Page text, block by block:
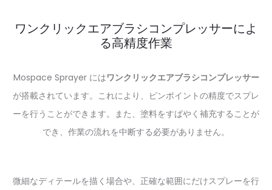
ワンクリックエアブラシコンプレッサーによ
る高精度作業
Mospace Sprayer にはワンクリックエアブラシコンプレッサー
が搭載されています。これにより、ピンポイントの精度でスプレ
ーを行うことができます。また、塗料をすばやく補充することが
でき、作業の流れを中断する必要がありません。
微細なディテールを描く場合や、正確な範囲にだけスプレーを行